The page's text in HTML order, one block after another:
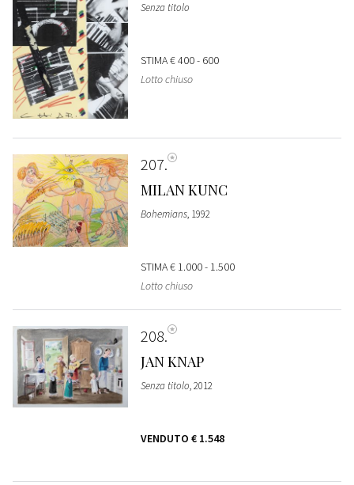
Senza titolo
STIMA€ 400 - 600
Lotto chiuso
207
MILAN KUNC
Bohemians, 1992
STIMA€ 1.000 - 1.500
Lotto chiuso
208
JAN KNAP
Senza titolo, 2012
VENDUTO € 1.548